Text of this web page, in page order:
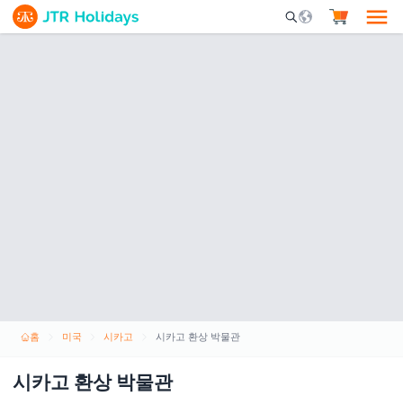
Mobile Search
홈 미국 시카고 시카고 환상 박물관
시카고 환상 박물관